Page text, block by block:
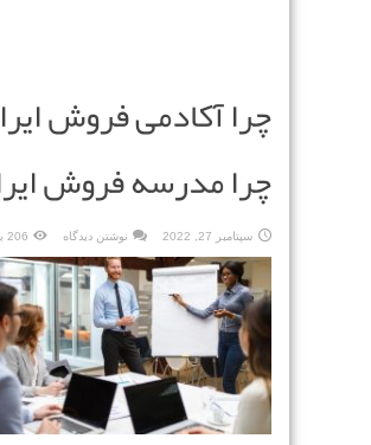
چرا آکادمی فروش
چرا مدرسه فروش
سپتامبر 27, 2022 نوشتن دیدگاه 206 بازدید